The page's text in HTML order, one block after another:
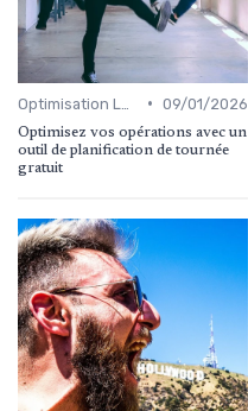
• 09/01/2026
Optimisez vos opérations avec un
outil de planification de tournée
gratuit